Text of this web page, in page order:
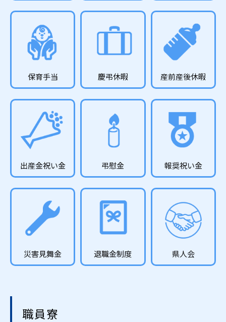
保育手当 慶弔休暇 産前産後休暇
出産金祝い金 弔慰金 報奨祝い金
災害見舞金 退職金制度 県人会
職員寮